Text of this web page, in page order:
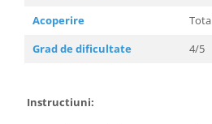
Acoperire
Grad de dificultate
4/5
Instructiuni: